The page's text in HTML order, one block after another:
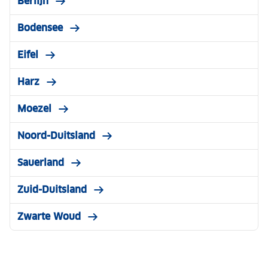
Bodensee
Eifel
Harz
Moezel
Noord-Duitsland
Sauerland
Zuid-Duitsland
Zwarte Woud